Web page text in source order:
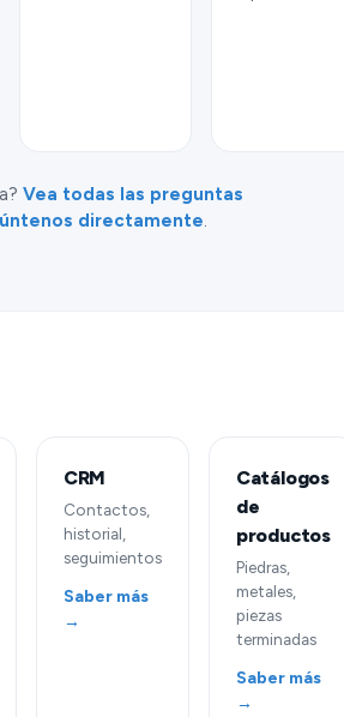
Vea todas las preguntas
directamente.
CRM
Contactos,
historial,
seguimientos
Saber más
→
Catálogos
de
productos
Piedras,
metales,
piezas
terminadas
Saber más
→